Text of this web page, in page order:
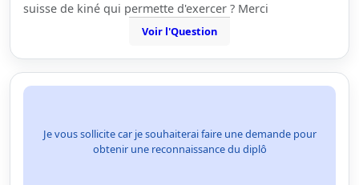
suisse de kiné qui permette d'exercer ? Merci
Voir l'Question
Je vous sollicite car je souhaiterai faire une demande pour
obtenir une reconnaissance du diplô